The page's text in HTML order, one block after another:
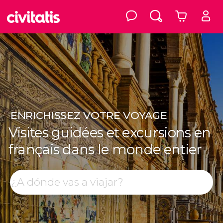
ENRICHISSEZVOTRE VOYAGE
Visites guidées et excursions en
français dans le monde entier
Rechercher
Top destinations